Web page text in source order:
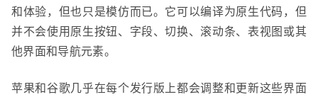
和体验，但也只是模仿而已。它可以编译为原生代码，但
并不会使用原生按钮、字段、切换、滚动条、表视图或其
他界面和导航元素。
苹果和谷歌几乎在每个发行版上都会调整和更新这些界面